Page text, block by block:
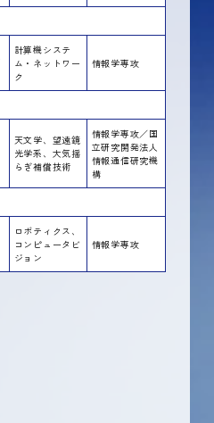
計算機システ
ム・ネットワー
ク
情報学専攻
天文学、望遠鏡
光学系、大気揺
らぎ補償技術
情報学専攻／国
立研究開発法人
情報通信研究機
構
ロボティクス、
コンピュータビ
ジョン
情報学専攻